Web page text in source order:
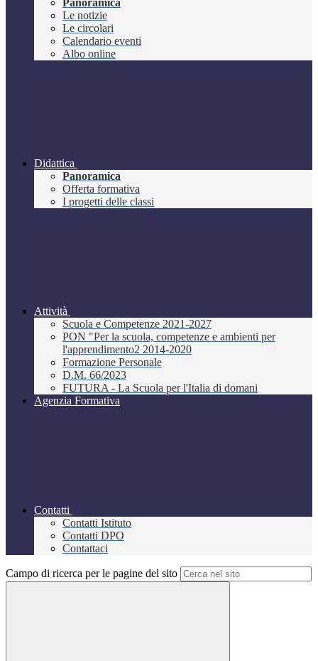
Panoramica
Le notizie
Le circolari
Calendario eventi
Albo online
Didattica
Panoramica
Offerta formativa
I progetti delle classi
Attività
Scuola e Competenze 2021-2027
PON "Per la scuola, competenze e ambienti per
l'apprendimento2 2014-2020
Formazione Personale
D.M. 66/2023
FUTURA - La Scuola per l'Italia di domani
Agenzia Formativa
Contatti
Contatti Istituto
Contatti DPO
Contattaci
Campo di ricerca per le pagine del sito